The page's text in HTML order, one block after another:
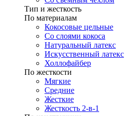
Тип и жесткость
По материалам
Кокосовые цельные
Со слоями кокоса
Натуральный латекс
Искусственный латекс
Холлофайбер
По жесткости
Мягкие
Средние
Жесткие
Жесткость 2-в-1